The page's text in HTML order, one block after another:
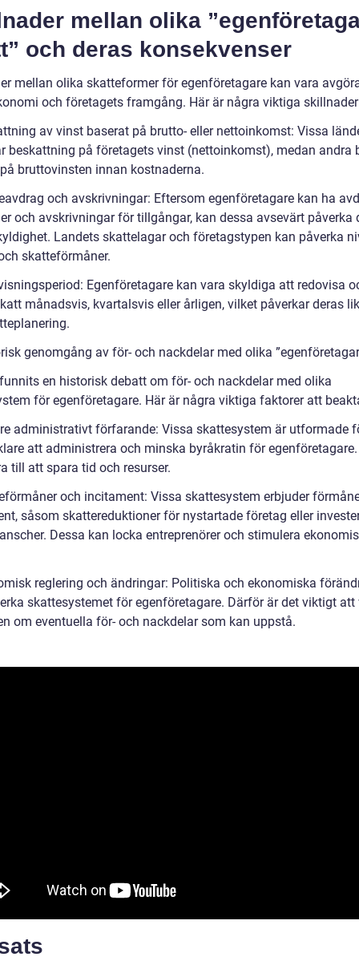
mellan olika
och deras konsekvenser
mellan olika skatteformer för egenföretagare kan vara
och företagets framgång. Här är några viktiga
av vinst baserat på brutto- eller nettoinkomst: Vissa
beskattning på företagets vinst (nettoinkomst), medan andra
bruttovinsten innan kostnaderna.
och avskrivningar: Eftersom egenföretagare kan ha
och avskrivningar för tillgångar, kan dessa avsevärt påverka
Landets skattelagar och företagstypen kan påverka
skatteförmåner.
Egenföretagare kan vara skyldiga att redovisa
månadsvis, kvartalsvis eller årligen, vilket påverkar deras
genomgång av för- och nackdelar med olika
en historisk debatt om för- och nackdelar med olika
för egenföretagare. Här är några viktiga faktorer att
administrativt förfarande: Vissa skattesystem är utformade
att administrera och minska byråkratin för
till att spara tid och resurser.
och incitament: Vissa skattesystem erbjuder
såsom skattereduktioner för nystartade företag eller
Dessa kan locka entreprenörer och stimulera
reglering och ändringar: Politiska och ekonomiska
skattesystemet för egenföretagare. Därför är det viktigt att
om eventuella för- och nackdelar som kan uppstå.